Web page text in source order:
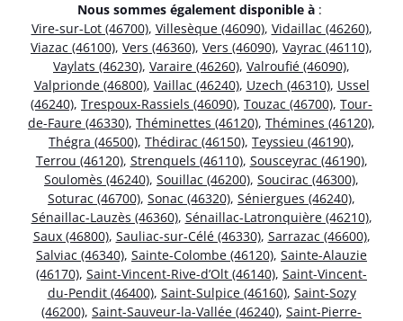
Nous sommes également disponible à :
Vire-sur-Lot (46700), Villesèque (46090), Vidaillac (46260),
Viazac (46100), Vers (46360), Vers (46090), Vayrac (46110),
Vaylats (46230), Varaire (46260), Valroufié (46090),
Valprionde (46800), Vaillac (46240), Uzech (46310), Ussel
(46240), Trespoux-Rassiels (46090), Touzac (46700), Tour-
de-Faure (46330), Théminettes (46120), Thémines (46120),
Thégra (46500), Thédirac (46150), Teyssieu (46190),
Terrou (46120), Strenquels (46110), Sousceyrac (46190),
Soulomès (46240), Souillac (46200), Soucirac (46300),
Soturac (46700), Sonac (46320), Séniergues (46240),
Sénaillac-Lauzès (46360), Sénaillac-Latronquière (46210),
Saux (46800), Sauliac-sur-Célé (46330), Sarrazac (46600),
Salviac (46340), Sainte-Colombe (46120), Sainte-Alauzie
(46170), Saint-Vincent-Rive-d’Olt (46140), Saint-Vincent-
du-Pendit (46400), Saint-Sulpice (46160), Saint-Sozy
(46200), Saint-Sauveur-la-Vallée (46240), Saint-Pierre-